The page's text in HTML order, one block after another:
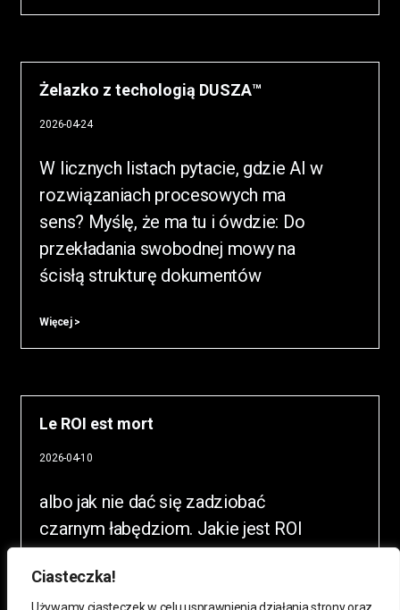
Ciasteczka!
Żelazko z techologią DUSZA™
2026-04-24
W licznych listach pytacie, gdzie AI w
rozwiązaniach procesowych ma
sens? Myślę, że ma tu i ówdzie: Do
przekładania swobodnej mowy na
ścisłą strukturę dokumentów
Więcej >
Le ROI est mort
2026-04-10
albo jak nie dać się zadziobać
czarnym łabędziom. Jakie jest ROI
powiedzmy, dojrzałego faceta? A ROI